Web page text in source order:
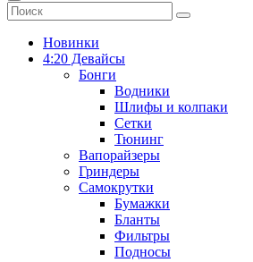
Новинки
4:20 Девайсы
Бонги
Водники
Шлифы и колпаки
Сетки
Тюнинг
Вапорайзеры
Гриндеры
Самокрутки
Бумажки
Бланты
Фильтры
Подносы